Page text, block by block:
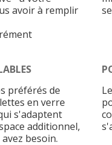
avoir à remplir
préférés de
en verre
s'adaptent
additionnel,
besoin.